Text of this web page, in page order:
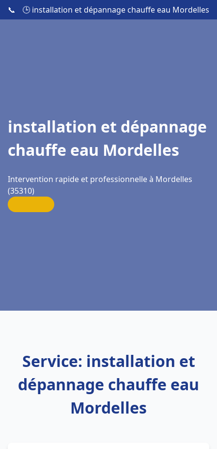
📞 🕒 installation et dépannage chauffe eau Mordelles
installation et dépannage
chauffe eau Mordelles
Intervention rapide et professionnelle à Mordelles
(35310)
Service: installation et
dépannage chauffe eau
Mordelles